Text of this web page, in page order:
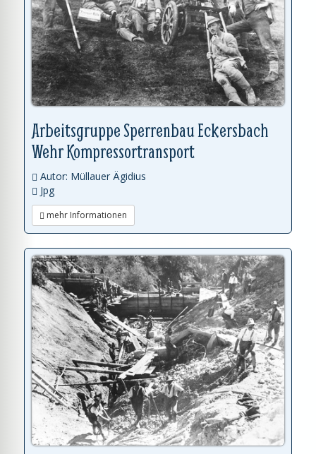
Arbeitsgruppe Sperrenbau Eckersbach
Wehr Kompressortransport
Autor: Müllauer Ägidius
Jpg
mehr Informationen